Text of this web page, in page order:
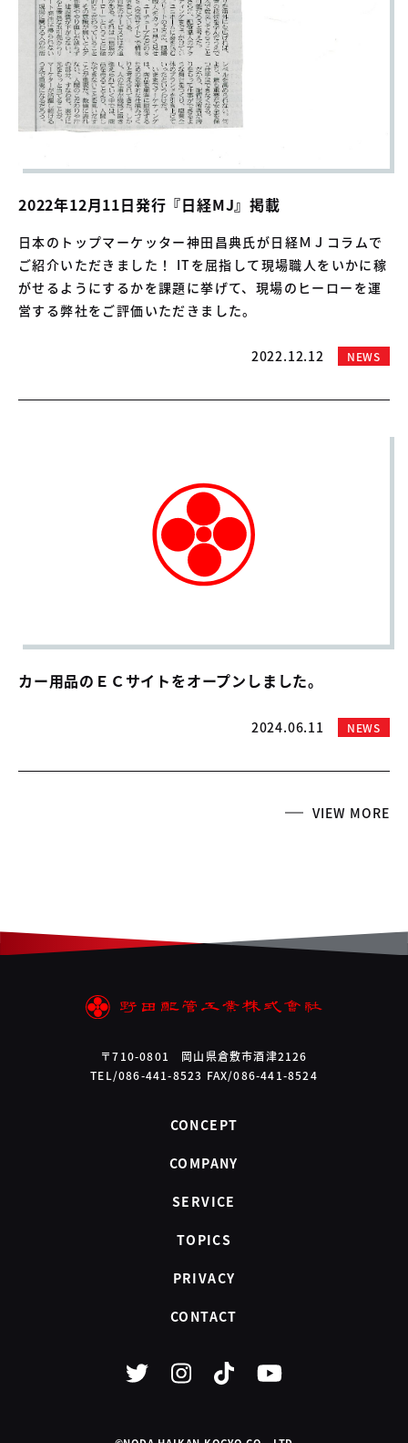
2022年12月11日発行『日経MJ』掲載
日本のトップマーケッター神田昌典氏が日経ＭＪコラムで
ご紹介いただきました！ ITを屈指して現場職人をいかに稼
がせるようにするかを課題に挙げて、現場のヒーローを運
営する弊社をご評価いただきました。
2022.12.12 NEWS
カー用品のＥＣサイトをオープンしました。
2024.06.11 NEWS
VIEW MORE
〒710-0801 岡山県倉敷市酒津2126
TEL/086-441-8523 FAX/086-441-8524
CONCEPT
COMPANY
SERVICE
TOPICS
PRIVACY
CONTACT